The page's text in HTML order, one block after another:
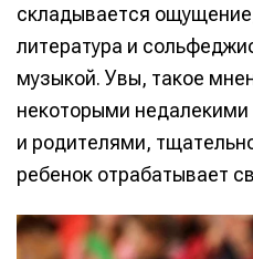
складывается
литература и
музыкой. Увы, такое
некоторыми
и родителями,
ребенок отрабатывает